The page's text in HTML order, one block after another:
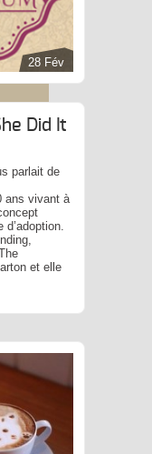
28 Fév
Did It
parlait de
ans vivant à
et elle